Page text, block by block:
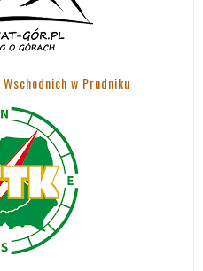
w Prudniku